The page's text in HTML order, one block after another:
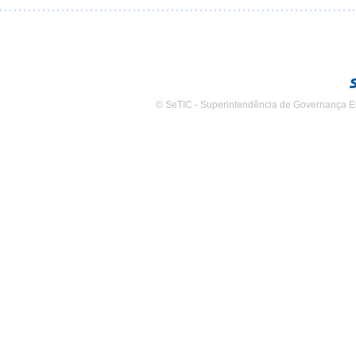
© SeTIC - Superintendência de Governança